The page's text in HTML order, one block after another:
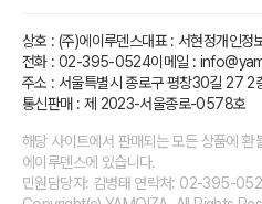
상호 : (주)에이루덴스대표 : 서현정개인정
전화 : 02-395-0524이메일 :
주소 : 서울특별시 종로구 평창30길 27 2
통신판매 : 제 2023-서울종로-0578호
해당 사이트에서 판매되는 모든 상품에 환
에이루덴스에 있습니다.
민원담당자: 김병태 연락처: 02-395-